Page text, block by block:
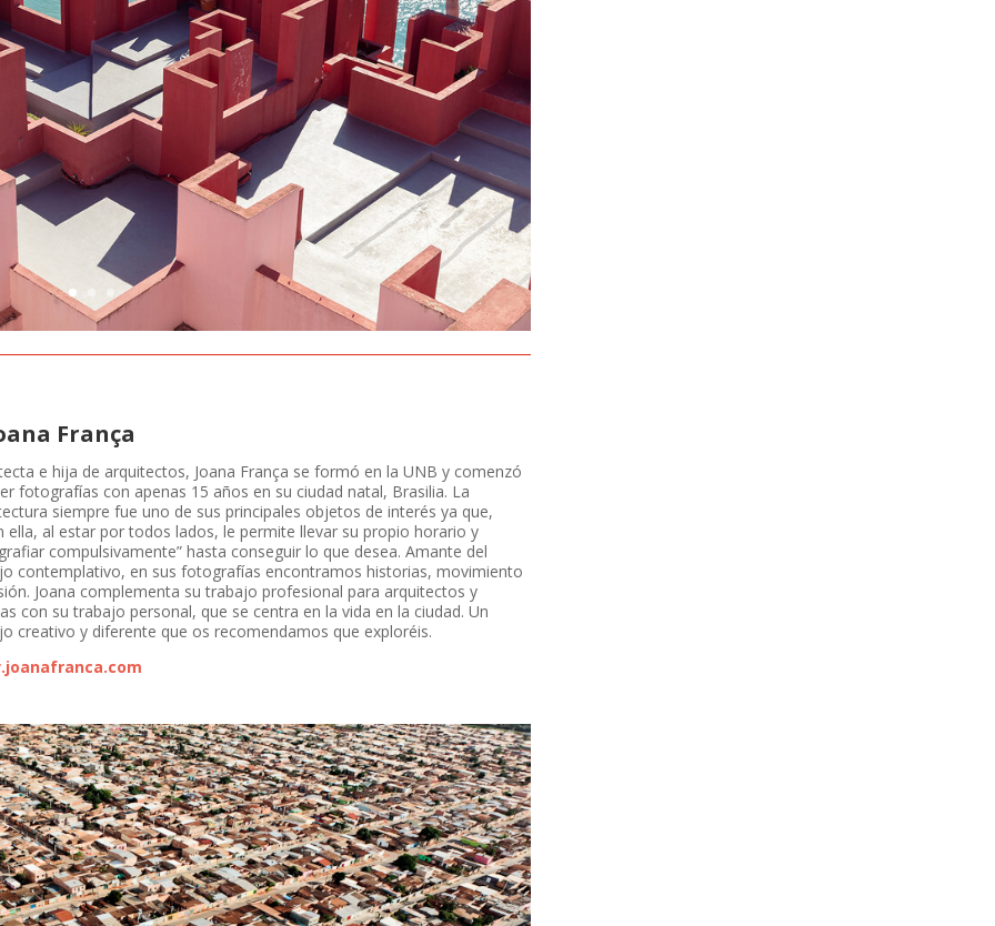
França
e hija de arquitectos, Joana França se formó en la UNB y comenzó
fotografías con apenas 15 años en su ciudad natal, Brasilia. La
siempre fue uno de sus principales objetos de interés ya que,
ella, al estar por todos lados, le permite llevar su propio horario y
compulsivamente” hasta conseguir lo que desea. Amante del
contemplativo, en sus fotografías encontramos historias, movimiento
Joana complementa su trabajo profesional para arquitectos y
con su trabajo personal, que se centra en la vida en la ciudad. Un
creativo y diferente que os recomendamos que exploréis.